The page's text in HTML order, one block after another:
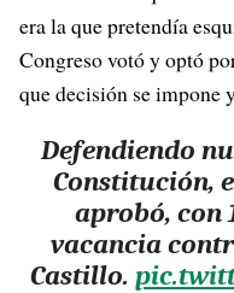
era la que pretendía
Congreso votó y optó
que decisión se impone
Defendiendo
Constitución,
aprobó, con
vacancia
Castillo.